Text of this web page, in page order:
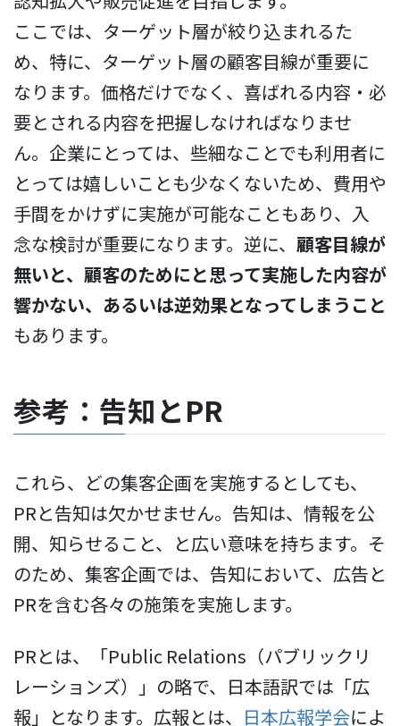
ここでは、ターゲット層が絞り込まれるた
め、特に、ターゲット層の顧客目線が重要に
なります。価格だけでなく、喜ばれる内容・必
要とされる内容を把握しなければなりませ
ん。企業にとっては、些細なことでも利用者に
とっては嬉しいことも少なくないため、費用や
手間をかけずに実施が可能なこともあり、入
念な検討が重要になります。逆に、 顧客目線が
無いと、顧客のためにと思って実施した内容が
響かない、あるいは逆効果となってしまうこと
もあります。
参考：告知とPR
これら、どの集客企画を実施するとしても、
PRと告知は欠かせません。告知は、情報を公
開、知らせること、と広い意味を持ちます。そ
のため、集客企画では、告知において、広告と
PRを含む各々の施策を実施します。
PRとは、「Public Relations（パブリックリ
レーションズ）」の略で、日本語訳では「広
報」となります。広報とは、 日本広報学会によ